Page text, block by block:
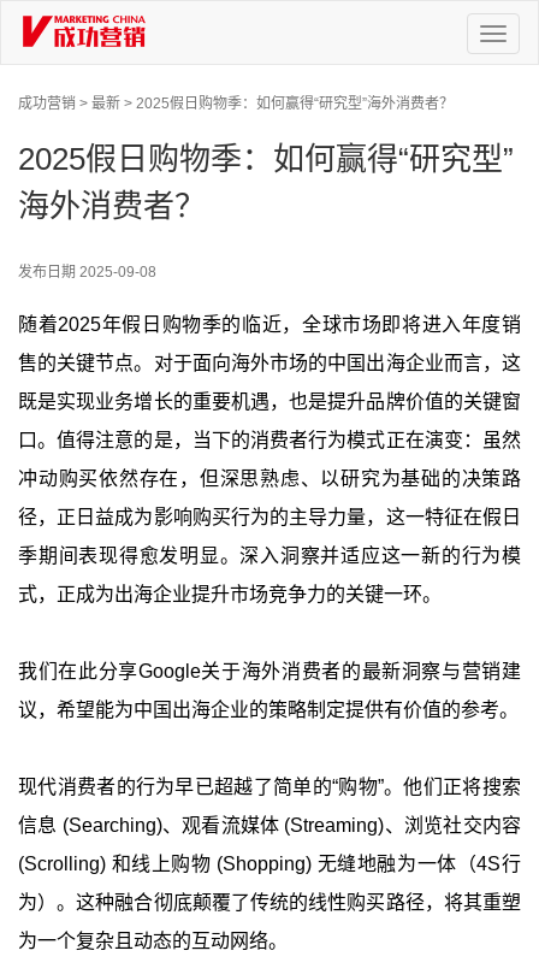
成功营销 > 最新 > 2025假日购物季：如何赢得“研究型”海外消费者？
2025假日购物季：如何赢得“研究型”
海外消费者？
发布日期 2025-09-08
随着2025年假日购物季的临近，全球市场即将进入年度销
售的关键节点。对于面向海外市场的中国出海企业而言，这
既是实现业务增长的重要机遇，也是提升品牌价值的关键窗
口。值得注意的是，当下的消费者行为模式正在演变：虽然
冲动购买依然存在，但深思熟虑、以研究为基础的决策路
径，正日益成为影响购买行为的主导力量，这一特征在假日
季期间表现得愈发明显。深入洞察并适应这一新的行为模
式，正成为出海企业提升市场竞争力的关键一环。
我们在此分享Google关于海外消费者的最新洞察与营销建
议，希望能为中国出海企业的策略制定提供有价值的参考。
现代消费者的行为早已超越了简单的“购物”。他们正将搜索
信息 (Searching)、观看流媒体 (Streaming)、浏览社交内容
(Scrolling) 和线上购物 (Shopping) 无缝地融为一体（4S行
为）。这种融合彻底颠覆了传统的线性购买路径，将其重塑
为一个复杂且动态的互动网络。